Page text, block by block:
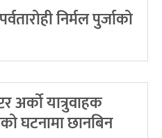
निर्मल पुर्जाको
अर्को यात्रुवाहक
घटनामा छानबिन